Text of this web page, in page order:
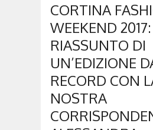
CORTINA
WEEKEND 2017:
RIASSUNTO DI
UN’EDIZIONE
RECORD CON
NOSTRA